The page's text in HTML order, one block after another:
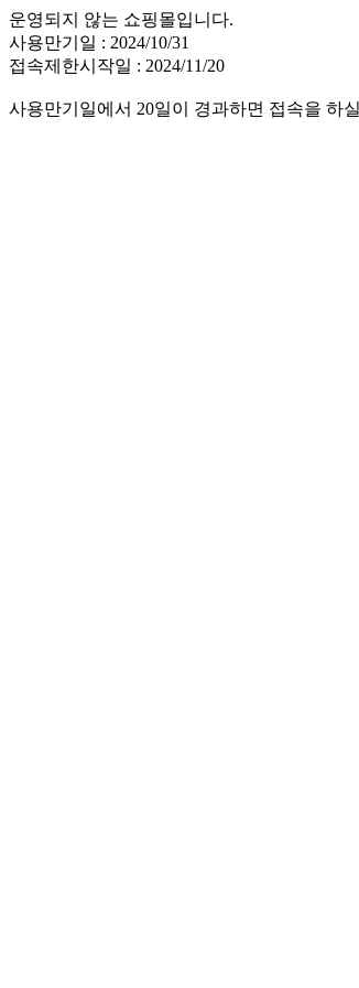
운영되지 않는 쇼핑몰입니다.
사용만기일 : 2024/10/31
접속제한시작일 : 2024/11/20
사용만기일에서 20일이 경과하면 접속을 하